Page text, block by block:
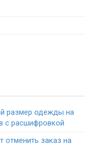
размер одежды на
с расшифровкой
отменить заказ на